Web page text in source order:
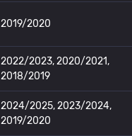
2019/2020
2022/2023, 2020/2021,
2018/2019
2024/2025, 2023/2024,
2019/2020